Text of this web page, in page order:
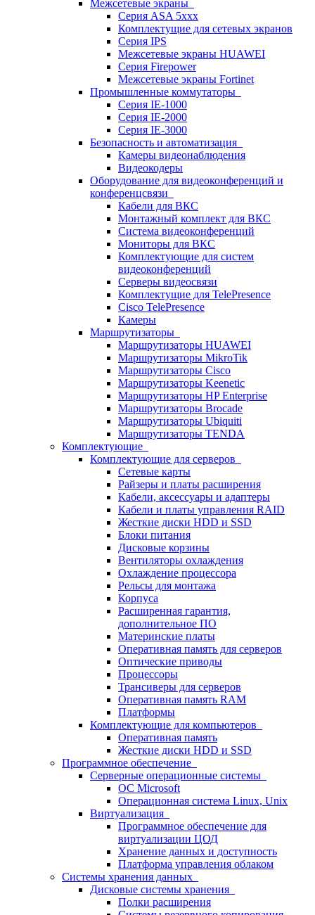
Межсетевые экраны
Серия ASA 5xxx
Комплектущие для сетевых экранов
Серия IPS
Межсетевые экраны HUAWEI
Серия Firepower
Межсетевые экраны Fortinet
Промышленные коммутаторы
Серия IE-1000
Серия IE-2000
Серия IE-3000
Безопасность и автоматизация
Камеры видеонаблюдения
Видеокодеры
Оборудование для видеоконференций и
конференцсвязи
Кабели для ВКС
Монтажный комплект для ВКС
Система видеоконференций
Мониторы для ВКС
Комплектующие для систем
видеоконференций
Серверы видеосвязи
Комплектущие для TelePresence
Cisco TelePresence
Камеры
Маршрутизаторы
Маршрутизаторы HUAWEI
Маршрутизаторы MikroTik
Маршрутизаторы Cisco
Маршрутизаторы Keenetic
Маршрутизаторы HP Enterprise
Маршрутизаторы Brocade
Маршрутизаторы Ubiquiti
Маршрутизаторы TENDA
Комплектующие
Комплектующие для серверов
Сетевые карты
Райзеры и платы расширения
Кабели, аксессуары и адаптеры
Кабели и платы управления RAID
Жесткие диски HDD и SSD
Блоки питания
Дисковые корзины
Вентиляторы охлаждения
Охлаждение процессора
Рельсы для монтажа
Корпуса
Расширенная гарантия,
дополнительное ПО
Материнские платы
Оперативная память для серверов
Оптические приводы
Процессоры
Трансиверы для серверов
Оперативная память RAM
Платформы
Комплектующие для компьютеров
Оперативная память
Жесткие диски HDD и SSD
Программное обеспечение
Серверные операционные системы
ОС Microsoft
Операционная система Linux, Unix
Виртуализация
Программное обеспечение для
виртуализации ЦОД
Хранение данных и доступность
Платформа управления облаком
Системы хранения данных
Дисковые системы хранения
Полки расширения